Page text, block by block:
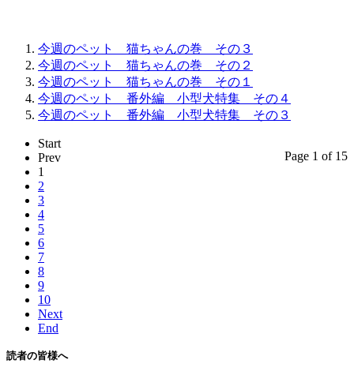
今週のペット 猫ちゃんの巻 その３
今週のペット 猫ちゃんの巻 その２
今週のペット 猫ちゃんの巻 その１
今週のペット 番外編 小型犬特集 その４
今週のペット 番外編 小型犬特集 その３
Page 1 of 15
Start
Prev
1
2
3
4
5
6
7
8
9
10
Next
End
読者の皆様へ